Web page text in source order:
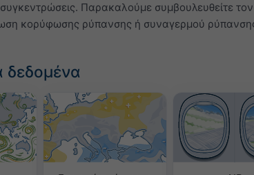
Παρακαλούμε συμβουλευθείτε τον
κορύφωσης ρύπανσης ή συναγερμού
δεδομένα